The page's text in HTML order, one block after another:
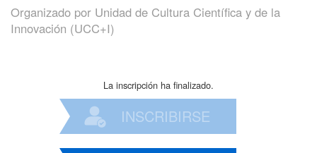
Organizado por Unidad de Cultura Científica y de la
Innovación (UCC+I)
La inscripción ha finalizado.
INSCRIBIRSE